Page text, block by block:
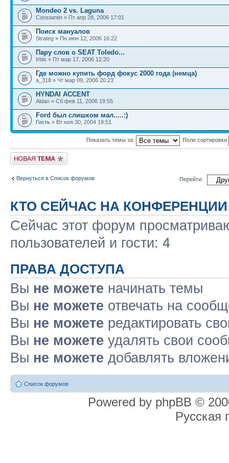
Mondeo 2 vs. Laguna
Constantin » Пт апр 28, 2006 17:01
Поиск мануалов
Strateg » Пн июн 12, 2006 16:22
Пару слов о SEAT Toledo...
Irbis » Пт мар 17, 2006 12:20
Где можно купить форд фокус 2000 года (немца)
a_318 » Чт мар 09, 2006 20:23
HYNDAI ACCENT
Aldan » Сб фев 11, 2006 19:55
Ford был слишком мал.....:)
Гость » Вт ноя 30, 2004 19:51
Показать темы за: Поле сортировки
Новая тема
Вернуться в Список форумов Перейти:
КТО СЕЙЧАС НА КОНФЕРЕНЦИИ
Сейчас этот форум
пользователей и гости: 4
ПРАВА ДОСТУПА
Вы не можете начинать темы
Вы не можете отвечать на
Вы не можете редактировать
Вы не можете удалять свои
Вы не можете добавлять
Список форумов
Powered by phpBB ©
Русская